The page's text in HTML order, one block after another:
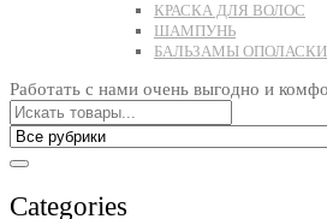
КРАСКА ДЛЯ ВОЛОС
ШАМПУНЬ
БАЛЬЗАМЫ
Работать с нами очень выгодно и
Categories